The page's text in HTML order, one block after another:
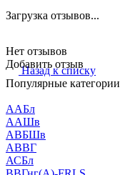
Загрузка отзывов...
Нет отзывов
Добавить отзыв
Назад к списку
Популярные категории
ААБл
ААШв
АВБШв
АВВГ
АСБл